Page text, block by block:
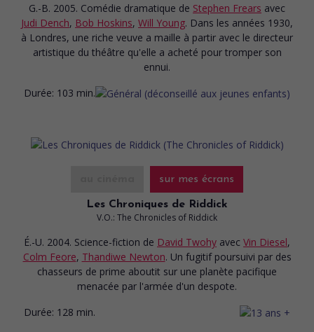
G.-B. 2005. Comédie dramatique de Stephen Frears avec
Judi Dench, Bob Hoskins, Will Young. Dans les années 1930,
à Londres, une riche veuve a maille à partir avec le directeur
artistique du théâtre qu'elle a acheté pour tromper son
ennui.
Durée: 103 min.
sur mes écrans
Les Chroniques de Riddick
V.O.: The Chronicles of Riddick
É.-U. 2004. Science-fiction de David Twohy avec Vin Diesel,
Colm Feore, Thandiwe Newton. Un fugitif poursuivi par des
chasseurs de prime aboutit sur une planète pacifique
menacée par l'armée d'un despote.
Durée: 128 min.